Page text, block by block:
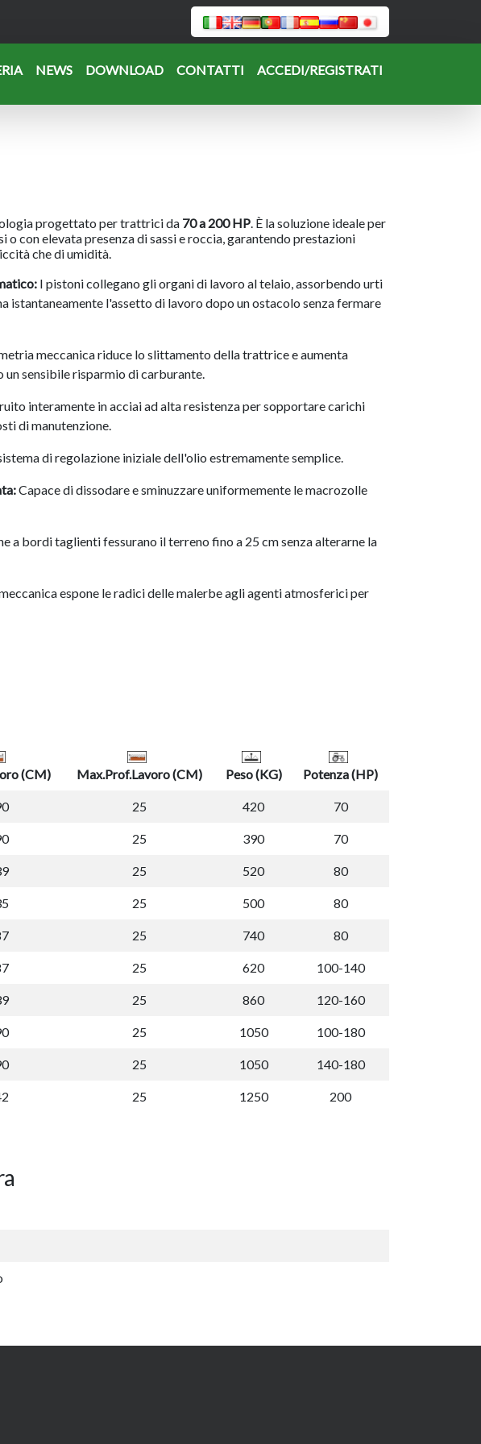
NEWS DOWNLOAD CONTATTI ACCEDI/REGISTRATI
progettato per trattrici da 70 a 200 HP. È la soluzione ideale per
con elevata presenza di sassi e roccia, garantendo prestazioni
che di umidità.
I pistoni collegano gli organi di lavoro al telaio, assorbendo urti
istantaneamente l'assetto di lavoro dopo un ostacolo senza fermare
meccanica riduce lo slittamento della trattrice e aumenta
un sensibile risparmio di carburante.
interamente in acciai ad alta resistenza per sopportare carichi
di manutenzione.
di regolazione iniziale dell'olio estremamente semplice.
Capace di dissodare e sminuzzare uniformemente le macrozolle
a bordi taglienti fessurano il terreno fino a 25 cm senza alterarne la
espone le radici delle malerbe agli agenti atmosferici per
(CM) Max.Prof.Lavoro (CM) Peso (KG) Potenza (HP)
25 420 70
25 390 70
25 520 80
25 500 80
25 740 80
25 620 100-140
25 860 120-160
25 1050 100-180
25 1050 140-180
25 1250 200